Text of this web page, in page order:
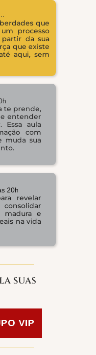
que
processo
da sua
que existe
aqui, sem
te prende,
entender
Essa aula
com
muda sua
20h
revelar
madura e
na vida
SUAS
VIP